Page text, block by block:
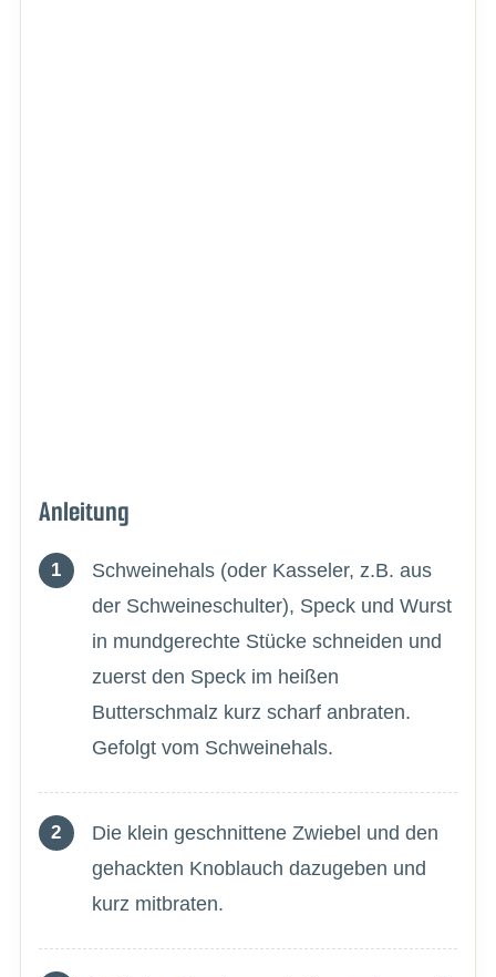
Anleitung
Schweinehals (oder Kasseler, z.B. aus
der Schweineschulter), Speck und Wurst
in mundgerechte Stücke schneiden und
zuerst den Speck im heißen
Butterschmalz kurz scharf anbraten.
Gefolgt vom Schweinehals.
Die klein geschnittene Zwiebel und den
gehackten Knoblauch dazugeben und
kurz mitbraten.